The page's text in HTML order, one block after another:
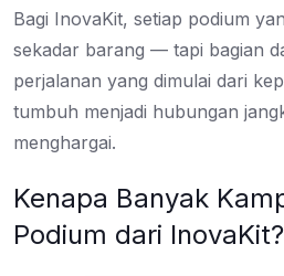
Bagi InovaKit, setiap podium
sekadar barang — tapi bagian
perjalanan yang dimulai dari
tumbuh menjadi hubungan
menghargai.
Kenapa Banyak
Podium dari InovaKit?